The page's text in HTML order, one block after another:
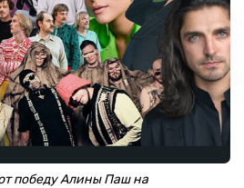
победу Алины Паш на